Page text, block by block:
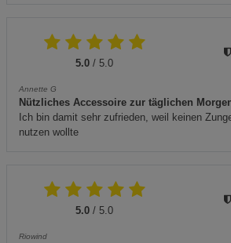
5.0 / 5.0
Annette G
Nützliches Accessoire zur täglichen
Ich bin damit sehr zufrieden, weil keinen
nutzen wollte
5.0 / 5.0
Riowind